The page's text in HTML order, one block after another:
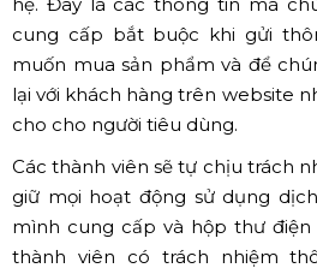
cung cấp bắt buộc khi gửi
muốn mua sản phẩm và để
lại với khách hàng trên website
cho cho người tiêu dùng.
Các thành viên sẽ tự chịu trách
giữ mọi hoạt động sử dụng
mình cung cấp và hộp thư điện
thành viên có trách nhiệm